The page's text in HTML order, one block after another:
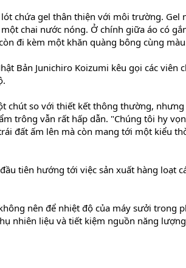
chứa gel thân thiện với môi trường. Gel
chai nước nóng. Ở chính giữa áo có
đi kèm một khăn quàng bông cùng
Bản Junichiro Koizumi kêu gọi các viên
chút so với thiết kết thông thường, nhưng
trông vẫn rất hấp dẫn. "Chúng tôi hy
đất ấm lên mà còn mang tới một kiểu
tiên hướng tới việc sản xuất hàng loạt
nên để nhiệt độ của máy sưởi trong
nhiên liệu và tiết kiệm nguồn năng